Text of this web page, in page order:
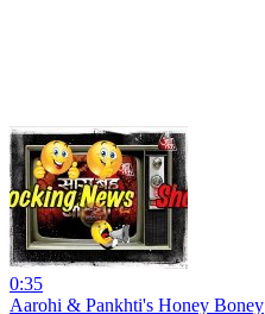
0:35
Aarohi & Pankhti's Honey Boney